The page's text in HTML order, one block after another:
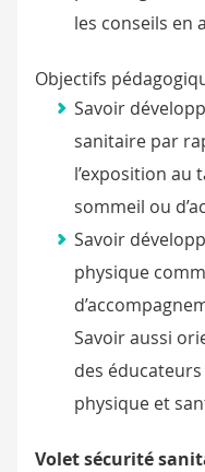
les conseils en
Objectifs
Savoir
sanitaire par
l’exposition au
sommeil ou
Savoir
physique
Savoir aussi
des
physique et
Volet sécurité